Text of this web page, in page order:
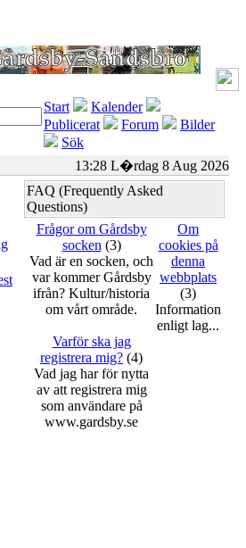
Start
Kalender
Publicerat
Forum
Bilder
Sök
13:28 L�rdag 8 Aug 2026
FAQ (Frequently Asked
Questions)
Frågor om Gårdsby
socken (3)
Vad är en socken, och
var kommer Gårdsby
ifrån? Kultur/historia
om vårt område.
Om
cookies på
denna
webbplats
(3)
Information
enligt lag...
Varför ska jag
registrera mig? (4)
Vad jag har för nytta
av att registrera mig
som användare på
www.gardsby.se